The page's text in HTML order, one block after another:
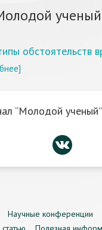
обстоятельств
“Молодой
Научные конференции